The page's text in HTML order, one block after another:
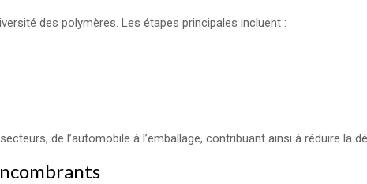
des polymères. Les étapes principales incluent :
de l’automobile à l’emballage, contribuant ainsi à réduire la